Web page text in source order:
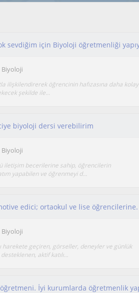
Biyoloji
ilişkilendirerek öğrencinin hafızasına daha kolay
şekilde ile...
biyoloji dersi verebilirim
Biyoloji
iletişim becerilerine sahip, öğrencilerin
yapabilen ve öğrenmeyi d...
motive edici; ortaokul ve lise öğrencilerine.
Biyoloji
harekete geçiren, görseller, deneyler ve günlük
aktif katılı...